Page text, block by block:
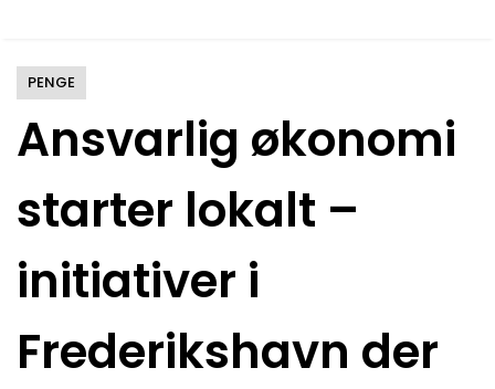
Ansvarlig økonomi
starter lokalt –
initiativer i
Frederikshavn der
PENGE